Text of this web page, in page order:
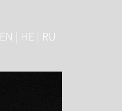
EN | HE | RU